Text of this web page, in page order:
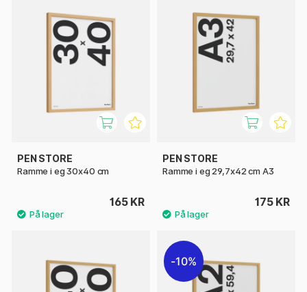
PEN STORE
Ramme i eg 30x40 cm
165 KR
PEN STORE
Ramme i eg 29,7x42 cm A3
175 KR
10%